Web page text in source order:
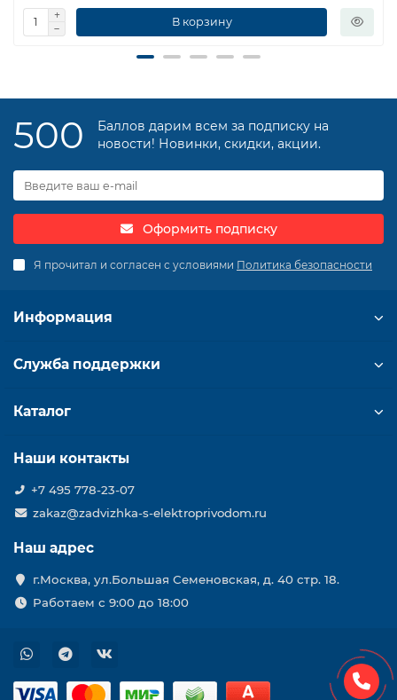
В корзину
500
Баллов дарим всем за подписку на
новости! Новинки, скидки, акции.
Оформить подписку
Я прочитал и согласен с условиями Политика безопасности
Информация
Служба поддержки
Каталог
Наши контакты
+7 495 778-23-07
zakaz@zadvizhka-s-elektroprivodom.ru
Наш адрес
г.Москва, ул.Большая Семеновская, д. 40 стр. 18.
Работаем с 9:00 до 18:00